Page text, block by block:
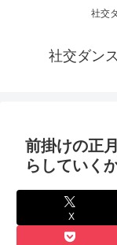
社交
社交ダン
前掛けの正
らしていく
X